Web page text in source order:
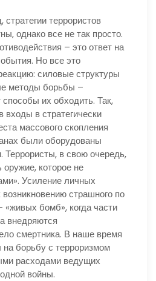
террористов
однако все не так просто.
– это ответ на
Но все это
силовые структуры
методы борьбы –
способы их обходить. Так,
входы в стратегически
массового скопления
были оборудованы
Террористы, в свою очередь,
оружие, которое не
Усиление личных
страшного по
«живых бомб», когда части
внедряются
смертника. В наше время
борьбу с терроризмом
расходами ведущих
войны.